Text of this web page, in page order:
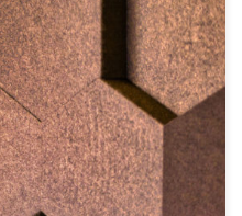
la sociedad es blanca
socioeconómica más
todos los aspectos de
en ellos. Esto
a los problemas de
estilos de vida […]